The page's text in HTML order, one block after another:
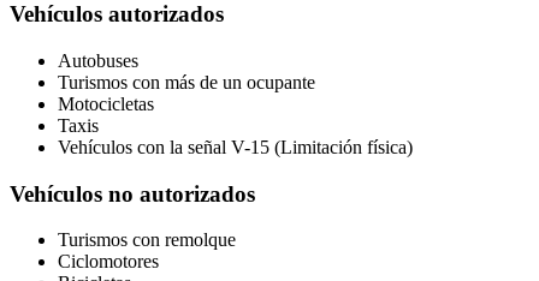
Vehículos autorizados
Autobuses
Turismos con más de un ocupante
Motocicletas
Taxis
Vehículos con la señal V-15 (Limitación física)
Vehículos no autorizados
Turismos con remolque
Ciclomotores